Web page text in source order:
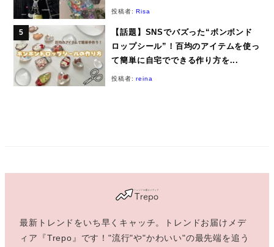
投稿者:Risa
【話題】SNSでバズった“ボンボンド
ロップシール”！百均のアイテムを使っ
て簡単に自宅でできる作り方を...
投稿者:reina
最新トレンドをいち早くキャッチ。トレンドお届けメデ
ィア『Trepo』です！"流行"や"かわいい"の最先端を追う